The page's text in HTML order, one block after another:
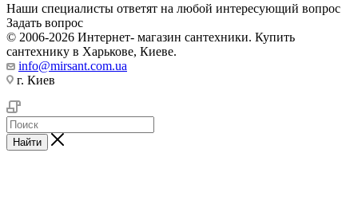
Наши специалисты ответят на любой интересующий вопрос
Задать вопрос
© 2006-2026 Интернет- магазин сантехники. Купить
сантехнику в Харькове, Киеве.
info@mirsant.com.ua
г. Киев
Найти